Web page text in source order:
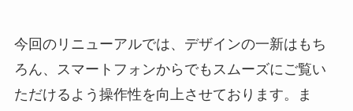
今回のリニューアルでは、デザインの一新はもち
ろん、スマートフォンからでもスムーズにご覧い
ただけるよう操作性を向上させております。ま